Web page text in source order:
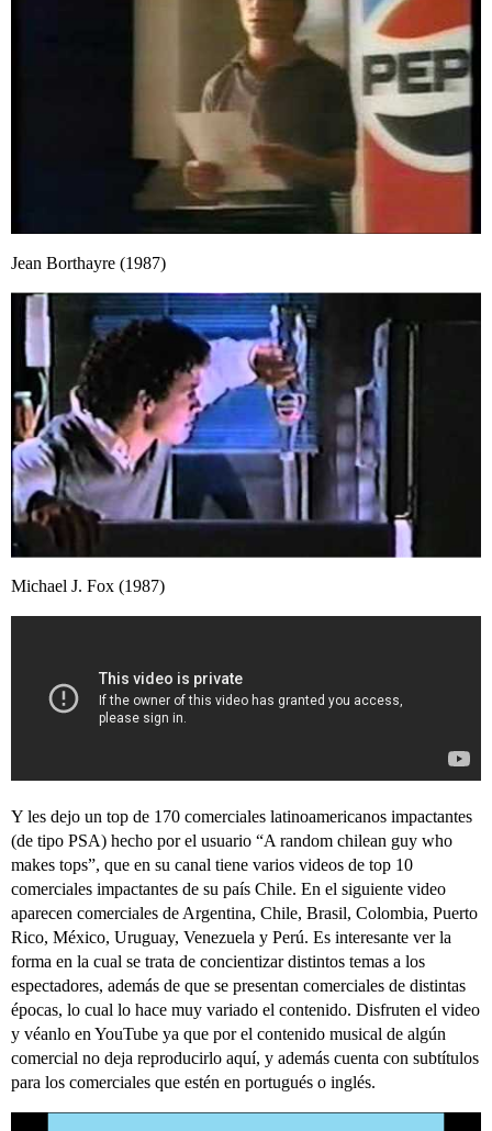
Jean Borthayre (1987)
Michael J. Fox (1987)
Y les dejo un top de 170 comerciales latinoamericanos impactantes
(de tipo PSA) hecho por el usuario “A random chilean guy who
makes tops”, que en su canal tiene varios videos de top 10
comerciales impactantes de su país Chile. En el siguiente video
aparecen comerciales de Argentina, Chile, Brasil, Colombia, Puerto
Rico, México, Uruguay, Venezuela y Perú. Es interesante ver la
forma en la cual se trata de concientizar distintos temas a los
espectadores, además de que se presentan comerciales de distintas
épocas, lo cual lo hace muy variado el contenido. Disfruten el video
y véanlo en YouTube ya que por el contenido musical de algún
comercial no deja reproducirlo aquí, y además cuenta con subtítulos
para los comerciales que estén en portugués o inglés.